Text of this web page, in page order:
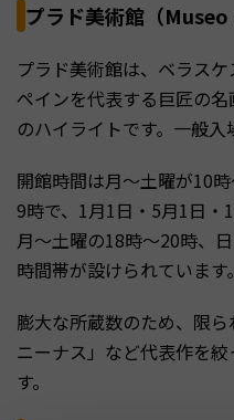
プラド美術館（Museo
プラド美術館は、ベラス
ペインを代表する巨匠の
のハイライトです。一般入
開館時間は月〜土曜が10
9時で、1月1日・5月1日・
月〜土曜の18時〜20時、
時間帯が設けられています。
膨大な所蔵数のため、限
ニーナス」など代表作を
す。